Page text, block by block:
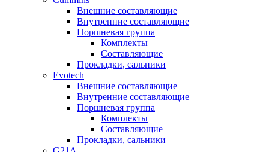
Внешние составляющие
Внутренние составляющие
Поршневая группа
Комплекты
Составляющие
Прокладки, сальники
Evotech
Внешние составляющие
Внутренние составляющие
Поршневая группа
Комплекты
Составляющие
Прокладки, сальники